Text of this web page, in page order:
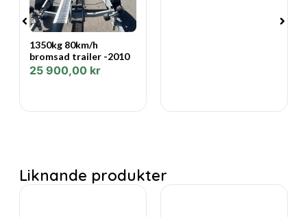
och sociala ytor, samtidigt som den praktiska
sovplattformen ger möjlighet till vila eller enklare
övernattning. Den lättkörda skrovformen tillsammans
med den driftsäkra MerCruiser-motorn skapar en trygg
och behaglig körupplevelse för både nya och erfarna
Den bränsleinsprutade MPI-motorn ger jämn gång, god
Utrustning
1350kg 80km/h
bromsad trailer -2010
25 900,00 kr
Liknande produkter